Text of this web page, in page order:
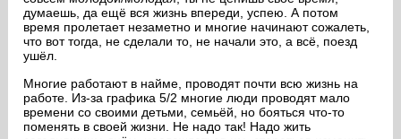
думаешь, да ещё вся жизнь впереди, успею. А потом
время пролетает незаметно и многие начинают сожалеть,
что вот тогда, не сделали то, не начали это, а всё, поезд
ушёл.
Многие работают в найме, проводят почти всю жизнь на
работе. Из-за графика 5/2 многие люди проводят мало
времени со своими детьми, семьёй, но бояться что-то
поменять в своей жизни. Не надо так! Надо жить